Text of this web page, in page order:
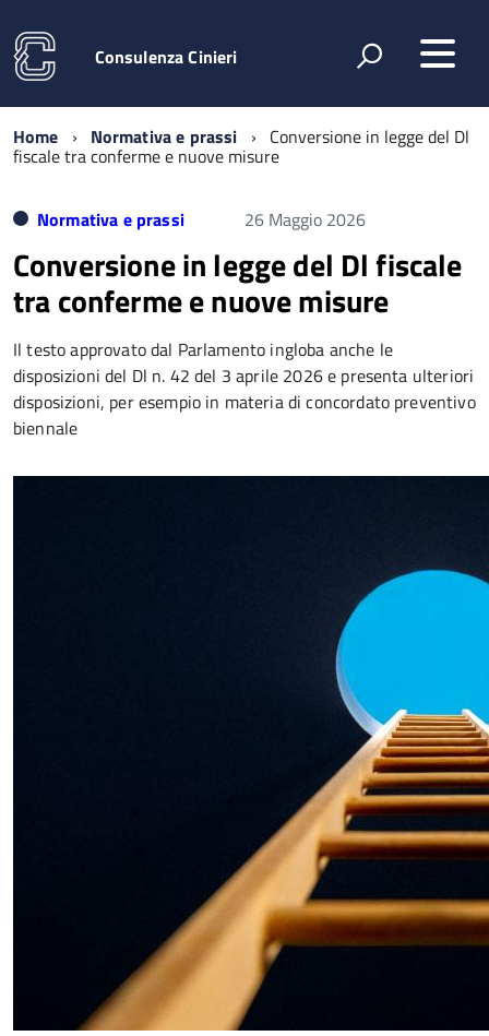
Consulenza Cinieri
Home Normativa e prassi Conversione in legge del Dl
fiscale tra conferme e nuove misure
Normativa e prassi 26 Maggio 2026
Conversione in legge del Dl fiscale
tra conferme e nuove misure
Il testo approvato dal Parlamento ingloba anche le
disposizioni del Dl n. 42 del 3 aprile 2026 e presenta ulteriori
disposizioni, per esempio in materia di concordato preventivo
biennale